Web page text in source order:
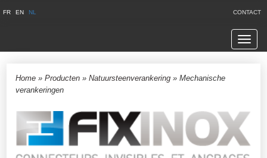
FR EN NL CONTACT
Home »Producten »Natuursteenverankering »Mechanische
verankeringen